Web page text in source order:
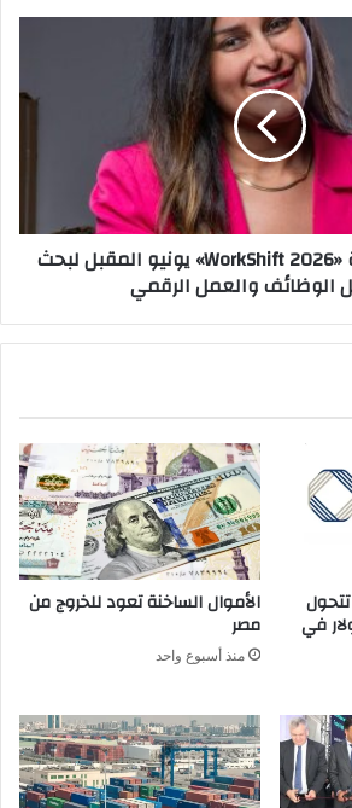
مصر تستضيف قمة «WorkShift 2026» يونيو المقبل لبحث
الوظائف والعمل الرقمي
دولار في
الأموال الساخنة تعود للخروج من
مصر
منذ أسبوع واحد